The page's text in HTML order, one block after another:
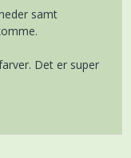
samt
Det er super